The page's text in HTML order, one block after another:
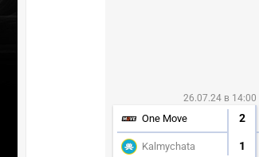
26.07.24 в 14:00
One Move 2
Kalmychata 1